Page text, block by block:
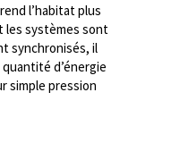
l’habitat plus
les systèmes sont
synchronisés, il
d’énergie
simple pression